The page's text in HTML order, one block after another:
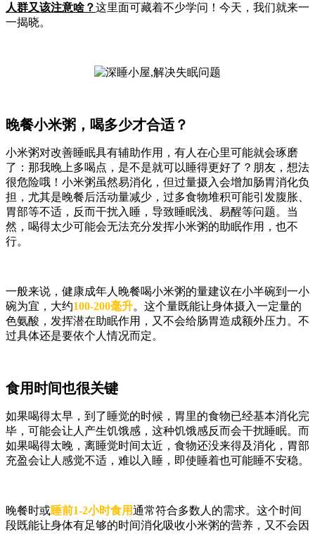
人群又该注意啥？这里面可藏着不少学问！今天，我们就来一
一揭晓。
晚餐小米粥，喝多少才合适？
小米粥对改善睡眠具有辅助作用，有人在心里可能就会琢磨
了：那我晚上多喝点，是不是就可以睡得更好了？朋友，想法
很危险哦！小米粥虽然易消化，但过量摄入会增加肠胃消化负
担，尤其是晚餐后活动量减少，过多食物堆积可能引发腹胀、
胃部等不适，反而干扰入睡，导致睡眠浅、易醒等问题。当
然，喝得太少可能会无法充分发挥小米粥的助眠作用，也不
行。
一般来说，健康成年人晚餐喝小米粥的量建议在小半碗到一小
碗为宜，大约100-200毫升。这个量既能让身体摄入一定量的
色氨酸，发挥潜在助眠作用，又不会给肠胃造成额外压力。不
过具体还是要依个人情况而定。
食用时间也很关键
如果喝得太早，到了睡觉的时候，胃里的食物已经基本消化完
毕，可能会让人产生饥饿感，这种饥饿感反而会干扰睡眠。而
如果喝得太晚，离睡觉时间太近，食物还没来得及消化，胃部
充盈会让人感觉不适，难以入睡，即使睡着也可能睡不安稳。
晚餐时或睡前1-2小时食用通常符合多数人的需求。这个时间
段既能让身体有足够的时间消化吸收小米粥的营养，又不会因